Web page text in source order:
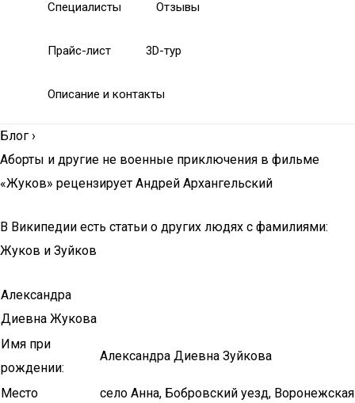
Специалисты Отзывы
Прайс-лист 3D-тур
Описание и контакты
Блог ›
Аборты и другие не военные приключения в фильме
«Жуков» рецензирует Андрей Архангельский
В Википедии есть статьи о других людях с фамилиями:
Жуков и Зуйков
Александра
Диевна Жукова
Имя при
рождении:
Александра Диевна Зуйкова
Место
село Анна, Бобровский уезд, Воронежская